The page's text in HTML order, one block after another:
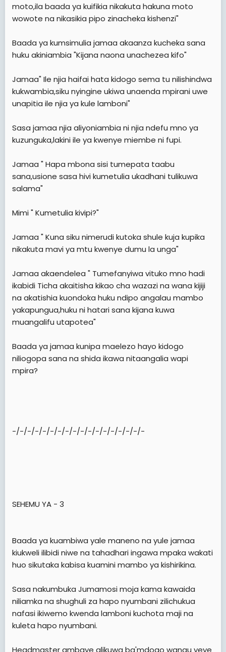
moto,ila baada ya kuifikia nikakuta hakuna moto
wowote na nikasikia pipo zinacheka kishenzi"
Baada ya kumsimulia jamaa akaanza kucheka sana
huku akiniambia "Kijana naona unachezea kifo"
Jamaa" Ile njia haifai hata kidogo sema tu nilishindwa
kukwambia,siku nyingine ukiwa unaenda mpirani uwe
unapitia ile njia ya kule lamboni"
Sasa jamaa njia aliyoniambia ni njia ndefu mno ya
kuzunguka,lakini ile ya kwenye miembe ni fupi.
Jamaa " Hapa mbona sisi tumepata taabu
sana,usione sasa hivi kumetulia ukadhani tulikuwa
salama"
Mimi " Kumetulia kivipi?"
Jamaa " Kuna siku nimerudi kutoka shule kuja kupika
nikakuta mavi ya mtu kwenye dumu la unga"
Jamaa akaendelea " Tumefanyiwa vituko mno hadi
ikabidi Ticha akaitisha kikao cha wazazi na wana kijiji
na akatishia kuondoka huku ndipo angalau mambo
yakapungua,huku ni hatari sana kijana kuwa
muangalifu utapotea"
Baada ya jamaa kunipa maelezo hayo kidogo
niliogopa sana na shida ikawa nitaangalia wapi
mpira?
-/-/-/-/-/-/-/-/-/-/-/-/-/-/-/-/-/-
SEHEMU YA - 3
Baada ya kuambiwa yale maneno na yule jamaa
kiukweli ilibidi niwe na tahadhari ingawa mpaka wakati
huo sikutaka kabisa kuamini mambo ya kishirikina.
Sasa nakumbuka Jumamosi moja kama kawaida
niliamka na shughuli za hapo nyumbani zilichukua
nafasi ikiwemo kwenda lamboni kuchota maji na
kuleta hapo nyumbani.
Headmaster ambaye alikuwa ba'mdogo wangu yeye